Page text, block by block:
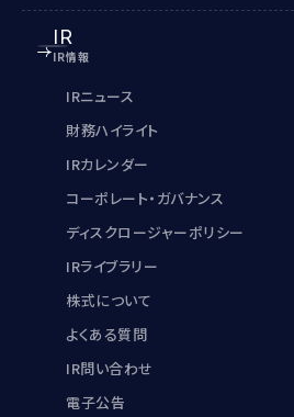
IR
IR情報
IRニュース
財務ハイライト
IRカレンダー
コーポレート・ガバナンス
ディスクロージャーポリシー
IRライブラリー
株式について
よくある質問
IR問い合わせ
電子公告